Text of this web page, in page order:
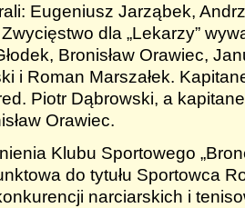
Eugeniusz Jarząbek,
dla „Lekarzy”
Bronisław Orawiec,
i Roman Marszałek.
Piotr Dąbrowski, a
Orawiec.
Klubu Sportowego
do tytułu Sportowca
narciarskich i